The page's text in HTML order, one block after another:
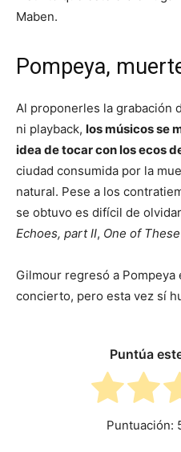
Maben.
Pompeya,
Al proponerles la grabación
ni playback, los músicos se
idea de tocar con los ecos
ciudad consumida por la
natural. Pese a los
se obtuvo es difícil de
Echoes, part II, One of
Gilmour regresó a Pompeya
concierto, pero esta vez sí
Puntúa
Puntuación: